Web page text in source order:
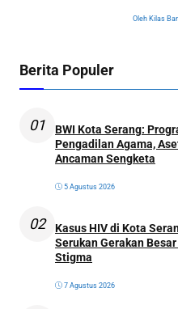
Oleh Kilas
Berita Populer
01
BWI Kota Serang:
Pengadilan Agama,
Ancaman Sengketa
5 Agustus 2026
02
Kasus HIV di Kota
Serukan Gerakan
Stigma
7 Agustus 2026